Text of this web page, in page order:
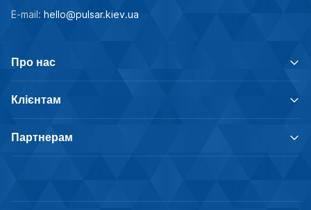
E-mail: hello@pulsar.kiev.ua
Про нас
Клієнтам
Партнерам